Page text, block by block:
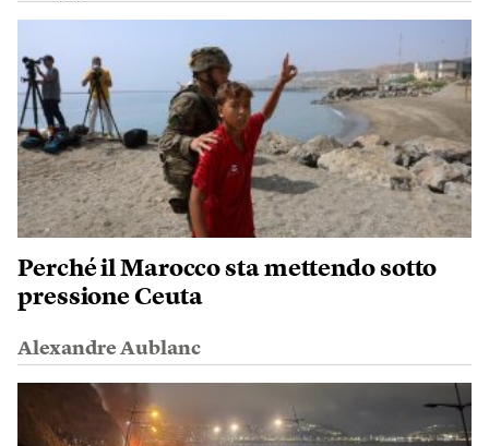
Perché il Marocco sta mettendo sotto
pressione Ceuta
Alexandre Aublanc